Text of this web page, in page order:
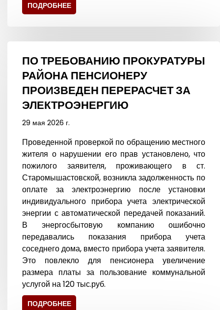
ПОДРОБНЕЕ
ПО ТРЕБОВАНИЮ ПРОКУРАТУРЫ
РАЙОНА ПЕНСИОНЕРУ
ПРОИЗВЕДЕН ПЕРЕРАСЧЕТ ЗА
ЭЛЕКТРОЭНЕРГИЮ
29 мая 2026 г.
Проведенной проверкой по обращению местного
жителя о нарушении его прав установлено, что
пожилого заявителя, проживающего в ст.
Старомышастовской, возникла задолженность по
оплате за электроэнергию после установки
индивидуального прибора учета электрической
энергии с автоматической передачей показаний.
В энергосбытовую компанию ошибочно
передавались показания прибора учета
соседнего дома, вместо прибора учета заявителя.
Это повлекло для пенсионера увеличение
размера платы за пользование коммунальной
услугой на 120 тыс.руб.
ПОДРОБНЕЕ